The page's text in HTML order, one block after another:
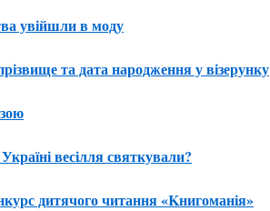
увійшли в моду
та дата народження у візерунку
весілля святкували?
дитячого читання «Kнигоманія»